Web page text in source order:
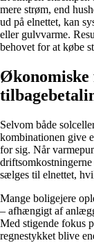
mere strøm, end
ud på elnettet, kan
eller gulvvarme.
behovet for at købe
Økonomiske
Selvom både
kombinationen give
for sig. Når
sælges til elnettet,
Mange boligejere
– afhængigt af
Med stigende fokus
regnestykket blive